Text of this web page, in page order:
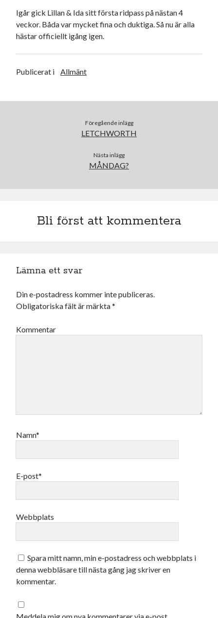
Igår gick Lillan & Ida sitt första ridpass på nästan 4
veckor. Båda var mycket fina och duktiga. Så nu är alla
hästar officiellt igång igen.
Publicerat i Allmänt
Föregående inlägg
LETCHWORTH
Nästa inlägg
MÅNDAG?
Bli först att kommentera
Lämna ett svar
Din e-postadress kommer inte publiceras.
Obligatoriska fält är märkta*
Kommentar
Namn*
E-post*
Webbplats
Spara mitt namn, min e-postadress och webbplats i
denna webbläsare till nästa gång jag skriver en
kommentar.